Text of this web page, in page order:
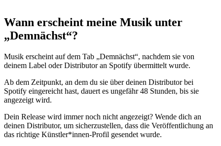
Wann erscheint meine Musik unter
„Demnächst“?
Musik erscheint auf dem Tab „Demnächst“, nachdem sie von
deinem Label oder Distributor an Spotify übermittelt wurde.
Ab dem Zeitpunkt, an dem du sie über deinen Distributor bei
Spotify eingereicht hast, dauert es ungefähr 48 Stunden, bis sie
angezeigt wird.
Dein Release wird immer noch nicht angezeigt? Wende dich an
deinen Distributor, um sicherzustellen, dass die Veröffentlichung an
das richtige Künstler*innen-Profil gesendet wurde.